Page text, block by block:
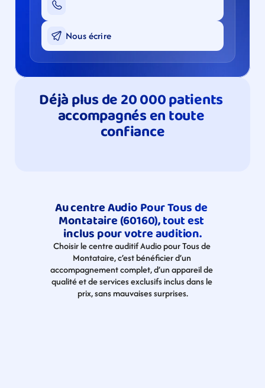
Nous écrire
Déjà plus de 20 000 patients
accompagnés en toute
confiance
Au centre Audio Pour Tous de
Montataire (60160), tout est
inclus pour votre audition.
Choisir le centre auditif Audio pour Tous de
Montataire, c’est bénéficier d’un
accompagnement complet, d’un appareil de
qualité et de services exclusifs inclus dans le
prix, sans mauvaises surprises.